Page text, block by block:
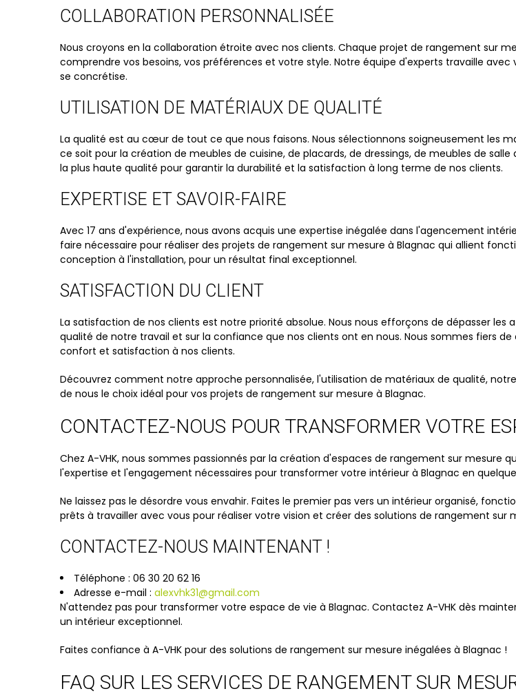
COLLABORATION PERSONNALISÉE
Nous croyons en la collaboration étroite avec nos clients. Chaque projet de rangement sur
comprendre vos besoins, vos préférences et votre style. Notre équipe d'experts travaille
se concrétise.
UTILISATION DE MATÉRIAUX DE QUALITÉ
La qualité est au cœur de tout ce que nous faisons. Nous sélectionnons soigneusement les
ce soit pour la création de meubles de cuisine, de placards, de dressings, de meubles de
la plus haute qualité pour garantir la durabilité et la satisfaction à long terme de nos clients.
EXPERTISE ET SAVOIR-FAIRE
Avec 17 ans d'expérience, nous avons acquis une expertise inégalée dans l'agencement
faire nécessaire pour réaliser des projets de rangement sur mesure à Blagnac qui allient
conception à l'installation, pour un résultat final exceptionnel.
SATISFACTION DU CLIENT
La satisfaction de nos clients est notre priorité absolue. Nous nous efforçons de dépasser
qualité de notre travail et sur la confiance que nos clients ont en nous. Nous sommes fiers
confort et satisfaction à nos clients.
Découvrez comment notre approche personnalisée, l'utilisation de matériaux de qualité,
de nous le choix idéal pour vos projets de rangement sur mesure à Blagnac.
CONTACTEZ-NOUS POUR TRANSFORMER VOTRE
Chez A-VHK, nous sommes passionnés par la création d'espaces de rangement sur mesure
l'expertise et l'engagement nécessaires pour transformer votre intérieur à Blagnac en
Ne laissez pas le désordre vous envahir. Faites le premier pas vers un intérieur organisé,
prêts à travailler avec vous pour réaliser votre vision et créer des solutions de rangement sur
CONTACTEZ-NOUS MAINTENANT !
Téléphone : 06 30 20 62 16
Adresse e-mail : alexvhk31@gmail.com
N'attendez pas pour transformer votre espace de vie à Blagnac. Contactez A-VHK dès
un intérieur exceptionnel.
Faites confiance à A-VHK pour des solutions de rangement sur mesure inégalées à Blagnac !
FAQ SUR LES SERVICES DE RANGEMENT SUR